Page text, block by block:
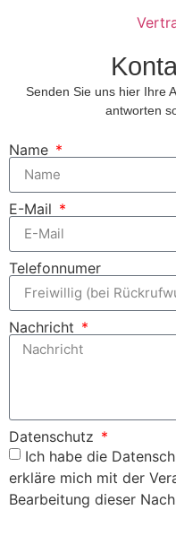
Senden Sie uns hier Ihre
antworten
Name
E-Mail
Telefonnumer
Nachricht
Datenschutz
Ich habe die
erkläre mich mit der
Bearbeitung dieser